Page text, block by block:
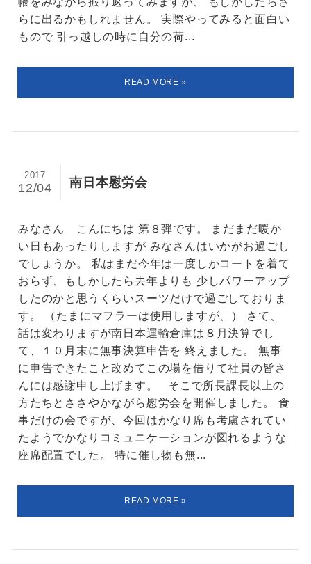
らに出るかもしれません。 実際やってみると面白い
もので 引っ越しの時に自分の荷...
南日本慰労会
2017
12/04
みなさん こんにちは 第８弾です。 まだまだ暖か
い日もあったりしますが みなさんはいかがお過ごし
でしょうか。 私はまだ今年は一度しかコートを着て
おらず、もしかしたら去年よりも 少しパワーアップ
したのかと思うくらいスーツだけで過ごしておりま
す。 （たまにマフラーは使用しますが、） さて、
話は変わりますが南日本運輸倉庫は８月決算でし
て、１０月末に無事決算申告を 終えました。 無事
に申告できたこと改めてこの場を借りて社員の皆さ
んには感謝申し上げます。 そこで所長課長以上の
方たちとささやかながら慰労会を開催しました。 食
事だけの会ですが、今回はかなり席も考慮されてい
たようでかなりコミュニケーションが図れるような
座席配置でした。 特に催し物も無...